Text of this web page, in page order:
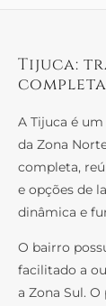
Tijuca:
completa
A Tijuca é
da Zona
completa,
e opções de
dinâmica e
O bairro
facilitado a
a Zona Sul.